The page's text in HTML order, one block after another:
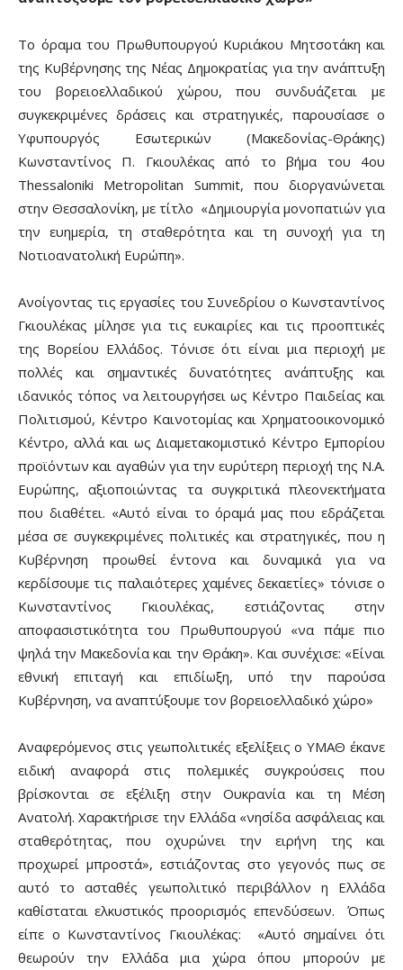
Το όραμα του Πρωθυπουργού Κυριάκου Μητσοτάκη και
της Κυβέρνησης της Νέας Δημοκρατίας για την ανάπτυξη
του βορειοελλαδικού χώρου, που συνδυάζεται με
συγκεκριμένες δράσεις και στρατηγικές, παρουσίασε ο
Υφυπουργός Εσωτερικών (Μακεδονίας-Θράκης)
Κωνσταντίνος Π. Γκιουλέκας από το βήμα του 4ου
Thessaloniki Metropolitan Summit, που διοργανώνεται
στην Θεσσαλονίκη, με τίτλο «Δημιουργία μονοπατιών για
την ευημερία, τη σταθερότητα και τη συνοχή για τη
Νοτιοανατολική Ευρώπη».
Ανοίγοντας τις εργασίες του Συνεδρίου ο Κωνσταντίνος
Γκιουλέκας μίλησε για τις ευκαιρίες και τις προοπτικές
της Βορείου Ελλάδος. Τόνισε ότι είναι μια περιοχή με
πολλές και σημαντικές δυνατότητες ανάπτυξης και
ιδανικός τόπος να λειτουργήσει ως Κέντρο Παιδείας και
Πολιτισμού, Κέντρο Καινοτομίας και Χρηματοοικονομικό
Κέντρο, αλλά και ως Διαμετακομιστικό Κέντρο Εμπορίου
προϊόντων και αγαθών για την ευρύτερη περιοχή της Ν.Α.
Ευρώπης, αξιοποιώντας τα συγκριτικά πλεονεκτήματα
που διαθέτει. «Αυτό είναι το όραμά μας που εδράζεται
μέσα σε συγκεκριμένες πολιτικές και στρατηγικές, που η
Κυβέρνηση προωθεί έντονα και δυναμικά για να
κερδίσουμε τις παλαιότερες χαμένες δεκαετίες» τόνισε ο
Κωνσταντίνος Γκιουλέκας, εστιάζοντας στην
αποφασιστικότητα του Πρωθυπουργού «να πάμε πιο
ψηλά την Μακεδονία και την Θράκη». Και συνέχισε: «Είναι
εθνική επιταγή και επιδίωξη, υπό την παρούσα
Κυβέρνηση, να αναπτύξουμε τον βορειοελλαδικό χώρο»
Αναφερόμενος στις γεωπολιτικές εξελίξεις ο ΥΜΑΘ έκανε
ειδική αναφορά στις πολεμικές συγκρούσεις που
βρίσκονται σε εξέλιξη στην Ουκρανία και τη Μέση
Ανατολή. Χαρακτήρισε την Ελλάδα «νησίδα ασφάλειας και
σταθερότητας, που οχυρώνει την ειρήνη της και
προχωρεί μπροστά», εστιάζοντας στο γεγονός πως σε
αυτό το ασταθές γεωπολιτικό περιβάλλον η Ελλάδα
καθίσταται ελκυστικός προορισμός επενδύσεων. Όπως
είπε ο Κωνσταντίνος Γκιουλέκας: «Αυτό σημαίνει ότι
θεωρούν την Ελλάδα μια χώρα όπου μπορούν με